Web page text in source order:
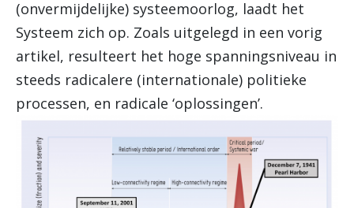
(onvermijdelijke) systeemoorlog, laadt het
Systeem zich op. Zoals uitgelegd in een vorig
artikel, resulteert het hoge spanningsniveau in
steeds radicalere (internationale) politieke
processen, en radicale ‘oplossingen’.